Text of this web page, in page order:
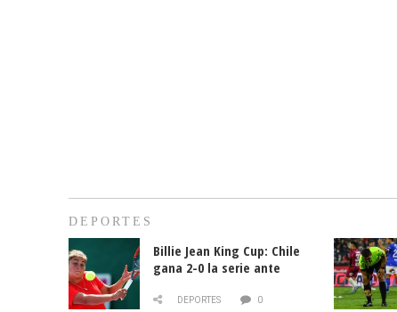
DEPORTES
Billie Jean King Cup: Chile
gana 2-0 la serie ante
DEPORTES 0